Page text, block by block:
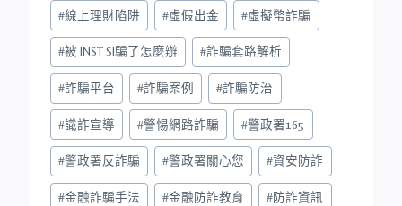
#線上理財陷阱 #虛假出金 #虛擬幣詐騙
#被 INST SI騙了怎麼辦 #詐騙套路解析
#詐騙平台 #詐騙案例 #詐騙防治
#識詐宣導 #警惕網路詐騙 #警政署165
#警政署反詐騙 #警政署關心您 #資安防詐
#金融詐騙手法 #金融防詐教育 #防詐資訊